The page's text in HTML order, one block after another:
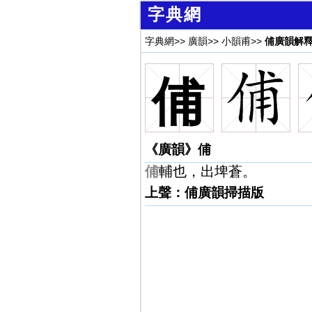
字典網
字典網>> 廣韻>> 小韻甫>> 俌廣韻解
俌
《廣韻》俌
俌輔也，出埤蒼。
上聲：俌廣韻掃描版